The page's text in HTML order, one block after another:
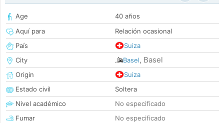
Age
40 años
Aquí para
Relación ocasional
País
Suiza
City
Basel, Basel
Origin
Suiza
Estado civil
Soltera
Nivel académico
No especificado
Fumar
No especificado